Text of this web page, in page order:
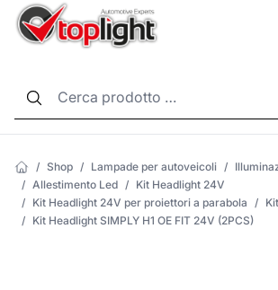
/ Shop / Lampade per autoveicoli /
/ Allestimento Led / Kit Headlight 24V
/ Kit Headlight 24V per proiettori a parabola /
/ Kit Headlight SIMPLY H1 OE FIT 24V (2PCS)